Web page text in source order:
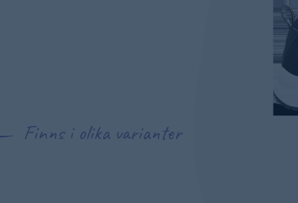
Finns i olika varianter